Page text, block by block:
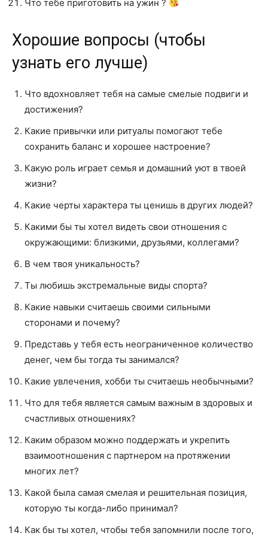
Что тебе приготовить на ужин ?
Хорошие вопросы (чтобы
узнать его лучше)
Что вдохновляет тебя на самые смелые подвиги и
достижения?
Какие привычки или ритуалы помогают тебе
сохранить баланс и хорошее настроение?
Какую роль играет семья и домашний уют в твоей
жизни?
Какие черты характера ты ценишь в других людей?
Какими бы ты хотел видеть свои отношения с
окружающими: близкими, друзьями, коллегами?
В чем твоя уникальность?
Ты любишь экстремальные виды спорта?
Какие навыки считаешь своими сильными
сторонами и почему?
Представь у тебя есть неограниченное количество
денег, чем бы тогда ты занимался?
Какие увлечения, хобби ты считаешь необычными?
Что для тебя является самым важным в здоровых и
счастливых отношениях?
Каким образом можно поддержать и укрепить
взаимоотношения с партнером на протяжении
многих лет?
Какой была самая смелая и решительная позиция,
которую ты когда-либо принимал?
Как бы ты хотел, чтобы тебя запомнили после того,